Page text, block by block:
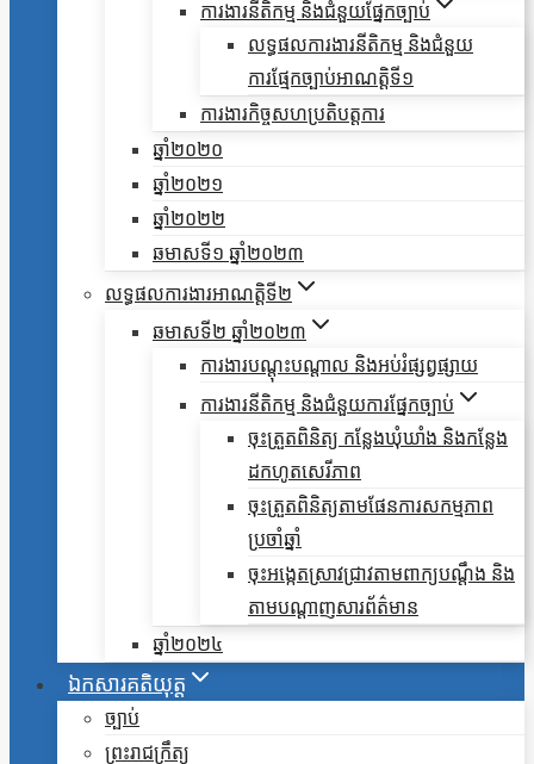
ការងារនីតិកម្ម និងជំនួយផ្នែកច្បាប់
លទ្ធផលការងារនីតិកម្ម និងជំនួយ
ការផ្មែកច្បាប់អាណត្តិទី១
ការងារកិច្ចសហប្រតិបត្តការ
ឆ្នាំ២០២០
ឆ្នាំ២០២១
ឆ្នាំ២០២២
ឆមាសទី១ ឆ្នាំ២០២៣
លទ្ធផលការងារអាណត្តិទី២
ឆមាសទី២ ឆ្នាំ២០២៣
ការងារបណ្តុះបណ្តាល និងអប់រំផ្សព្វផ្សាយ
ការងារនីតិកម្ម និងជំនួយការផ្នែកច្បាប់
ចុះត្រួតពិនិត្យ កន្លែងឃុំឃាំង និងកន្លែង
ដកហូតសេរីភាព
ចុះត្រួតពិនិត្យតាមផែនការសកម្មភាព
ប្រចាំឆ្នាំ
ចុះអង្កេតស្រាវជ្រាវតាមពាក្យបណ្តឹង និង
តាមបណ្តាញសារព័ត៌មាន
ឆ្នាំ២០២៤
ឯកសារគតិយុត្ត
ច្បាប់
ព្រះរាជក្រឹត្យ